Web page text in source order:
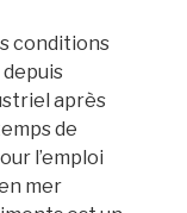
conditions
après
de
l’emploi
mer